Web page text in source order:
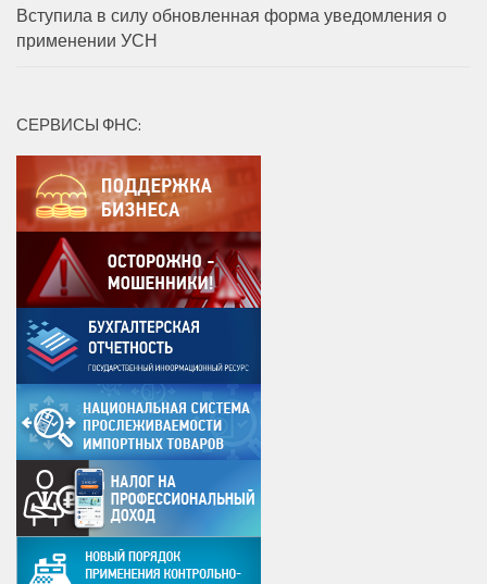
Вступила в силу обновленная форма уведомления о
применении УСН
СЕРВИСЫ ФНС: